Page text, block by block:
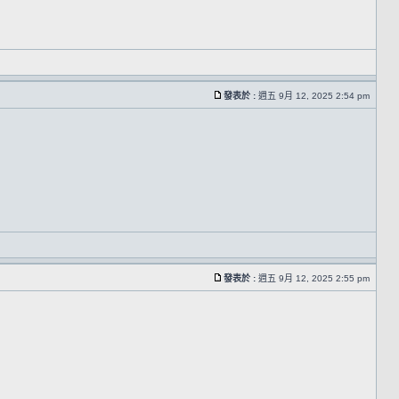
發表於 : 週五 9月 12, 2025 2:54 pm
發表於 : 週五 9月 12, 2025 2:55 pm